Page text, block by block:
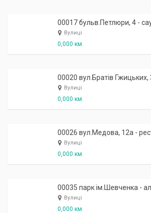
00017 бульв.Петлюри, 4 -
Вулиці
0,000 км.
Вулиці
0,000 км.
00026 вул.Медова, 12а -
Вулиці
0,000 км.
Вулиці
0,000 км.